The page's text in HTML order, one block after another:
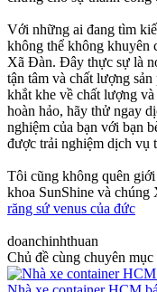
Với những ai đang tìm
không thể không khuyên
Xã Đàn. Đây thực sự là
tận tâm và chất lượng
khắt khe về chất lượng
hoàn hảo, hãy thử ngay
nghiệm của bạn với bạn
được trải nghiệm dịch vụ
Tôi cũng không quên
khoa SunShine và
răng sứ venus của đức
doanchinhthuan
Chủ đề cùng chuyên mục